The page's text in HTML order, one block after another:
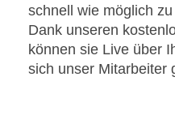
schnell wie möglich
Dank unseren
können sie Live über
sich unser Mitarbeiter